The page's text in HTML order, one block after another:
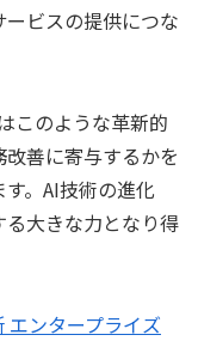
ビスの提供につな
このような革新的
善に寄与するかを
。AI技術の進化
大きな力となり得
エンタープライズ